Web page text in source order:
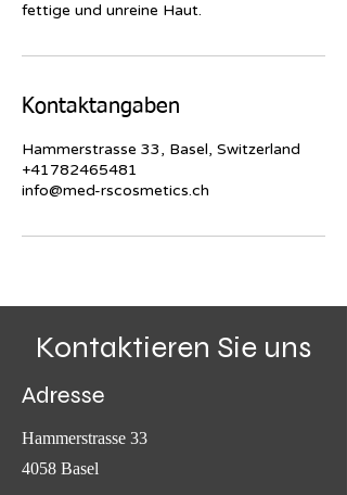
Kontaktangaben
Hammerstrasse 33, Basel, Switzerland
+41782465481
info@med-rscosmetics.ch
Kontaktieren Sie uns
Adresse
Hammerstrasse 33
4058 Basel